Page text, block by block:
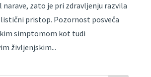
narave, zato je pri zdravljenju razvila
pristop. Pozornost posveča
simptomom kot tudi
življenjskim...